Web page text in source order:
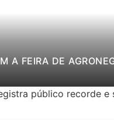
A FEIRA DE